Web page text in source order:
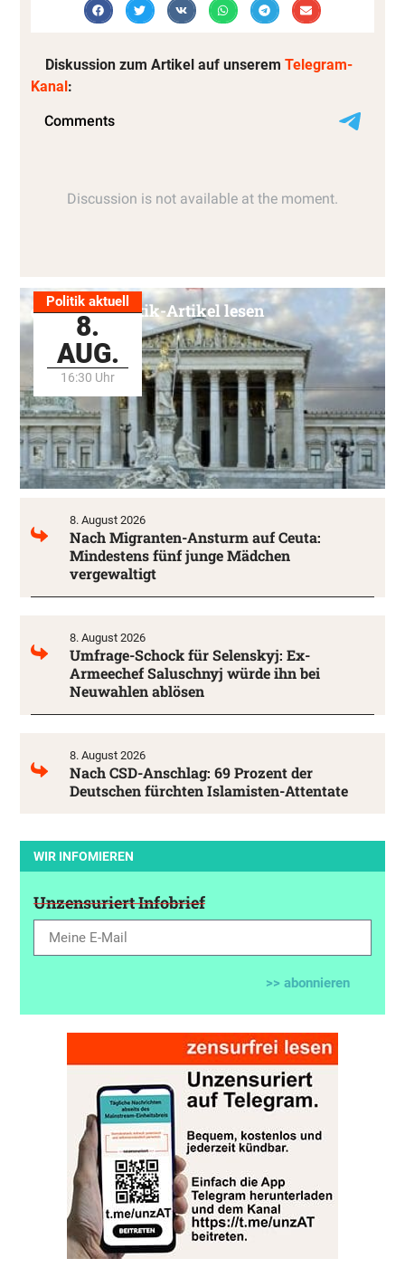
Diskussion zum Artikel auf unserem Telegram-
Kanal :
Politik aktuell
8.
AUG.
16:30 Uhr
Alle Politik-Artikel lesen
8. August 2026
Nach Migranten-Ansturm auf Ceuta:
Mindestens fünf junge Mädchen
vergewaltigt
8. August 2026
Umfrage-Schock für Selenskyj: Ex-
Armeechef Saluschnyj würde ihn bei
Neuwahlen ablösen
8. August 2026
Nach CSD-Anschlag: 69 Prozent der
Deutschen fürchten Islamisten-Attentate
WIR INFOMIEREN
Unzensuriert Infobrief
>> abonnieren